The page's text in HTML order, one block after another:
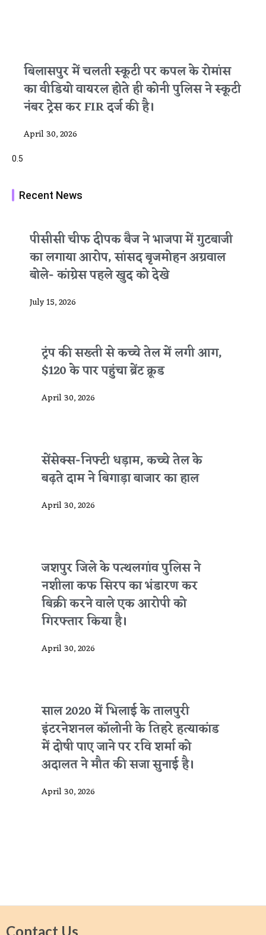
बिलासपुर में चलती स्कूटी पर कपल के रोमांस
का वीडियो वायरल होते ही कोनी पुलिस ने स्कूटी
नंबर ट्रेस कर FIR दर्ज की है।
April 30, 2026
Recent News
पीसीसी चीफ दीपक बैज ने भाजपा में गुटबाजी
का लगाया आरोप, सांसद बृजमोहन अग्रवाल
बोले- कांग्रेस पहले खुद को देखे
July 15, 2026
ट्रंप की सख्ती से कच्चे तेल में लगी आग,
$120 के पार पहुंचा ब्रेंट क्रूड
April 30, 2026
सेंसेक्स-निफ्टी धड़ाम, कच्चे तेल के
बढ़ते दाम ने बिगाड़ा बाजार का हाल
April 30, 2026
जशपुर जिले के पत्थलगांव पुलिस ने
नशीला कफ सिरप का भंडारण कर
बिक्री करने वाले एक आरोपी को
गिरफ्तार किया है।
April 30, 2026
साल 2020 में भिलाई के तालपुरी
इंटरनेशनल कॉलोनी के तिहरे हत्याकांड
में दोषी पाए जाने पर रवि शर्मा को
अदालत ने मौत की सजा सुनाई है।
April 30, 2026
Contact Us